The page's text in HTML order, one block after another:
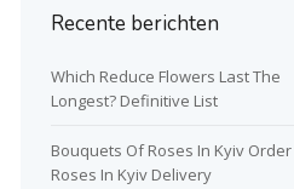
Recente berichten
Which Reduce Flowers Last The
Longest? Definitive List
Bouquets Of Roses In Kyiv Order
Roses In Kyiv Delivery